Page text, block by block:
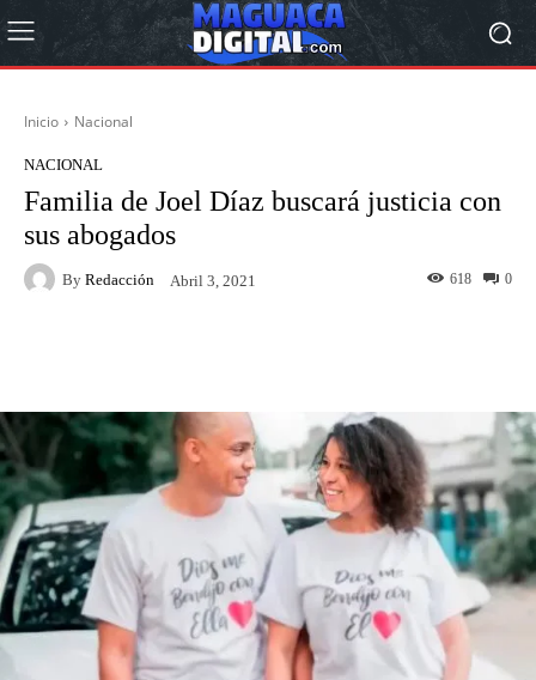
Inicio Nacional
NACIONAL
Familia de Joel Díaz buscará justicia con
sus abogados
By Redacción Abril 3, 2021 0
618